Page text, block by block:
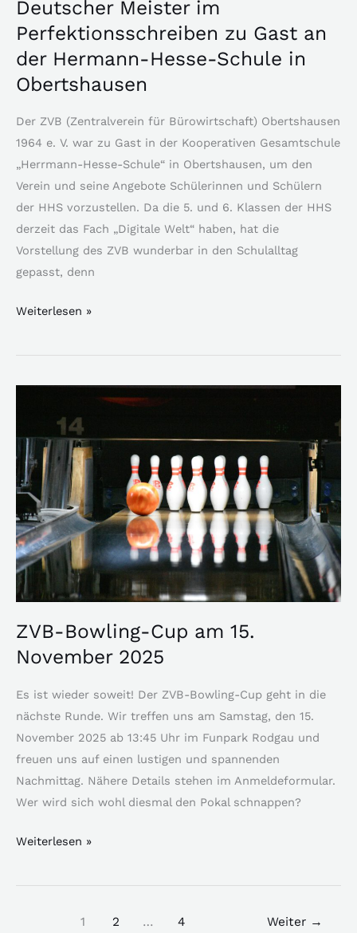
Deutscher Meister im
Perfektionsschreiben zu Gast an
der Hermann-Hesse-Schule in
Obertshausen
Der ZVB (Zentralverein für Bürowirtschaft) Obertshausen
1964 e. V. war zu Gast in der Kooperativen Gesamtschule
„Herrmann-Hesse-Schule“ in Obertshausen, um den
Verein und seine Angebote Schülerinnen und Schülern
der HHS vorzustellen. Da die 5. und 6. Klassen der HHS
derzeit das Fach „Digitale Welt“ haben, hat die
Vorstellung des ZVB wunderbar in den Schulalltag
gepasst, denn
Weiterlesen »
ZVB-Bowling-Cup am 15.
November 2025
Es ist wieder soweit! Der ZVB-Bowling-Cup geht in die
nächste Runde. Wir treffen uns am Samstag, den 15.
November 2025 ab 13:45 Uhr im Funpark Rodgau und
freuen uns auf einen lustigen und spannenden
Nachmittag. Nähere Details stehen im Anmeldeformular.
Wer wird sich wohl diesmal den Pokal schnappen?
Bowling-
Cup
am
15.
November
2025
Weiterlesen »
1 2 … 4 Weiter →